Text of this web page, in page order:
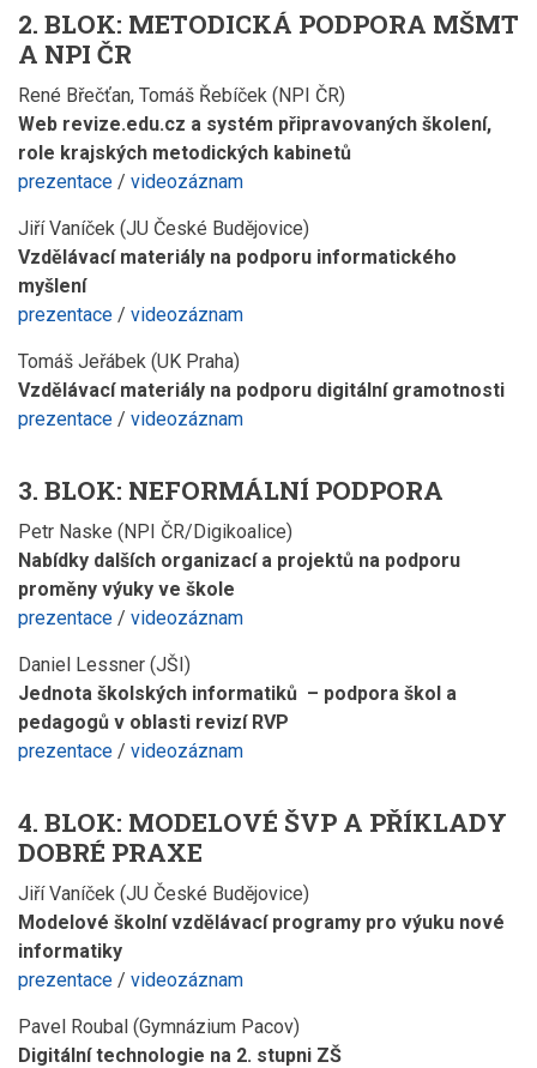
2. BLOK: METODICKÁ PODPORA MŠMT
A NPI ČR
René Břečťan, Tomáš Řebíček (NPI ČR)
Web revize.edu.cz a systém připravovaných školení,
role krajských metodických kabinetů
prezentace / videozáznam
Jiří Vaníček (JU České Budějovice)
Vzdělávací materiály na podporu informatického
myšlení
prezentace / videozáznam
Tomáš Jeřábek (UK Praha)
Vzdělávací materiály na podporu digitální gramotnosti
prezentace / videozáznam
3. BLOK: NEFORMÁLNÍ PODPORA
Petr Naske (NPI ČR/Digikoalice)
Nabídky dalších organizací a projektů na podporu
proměny výuky ve škole
prezentace / videozáznam
Daniel Lessner (JŠI)
Jednota školských informatiků – podpora škol a
pedagogů v oblasti revizí RVP
prezentace / videozáznam
4. BLOK: MODELOVÉ ŠVP A PŘÍKLADY
DOBRÉ PRAXE
Jiří Vaníček (JU České Budějovice)
Modelové školní vzdělávací programy pro výuku nové
informatiky
prezentace / videozáznam
Pavel Roubal (Gymnázium Pacov)
Digitální technologie na 2. stupni ZŠ